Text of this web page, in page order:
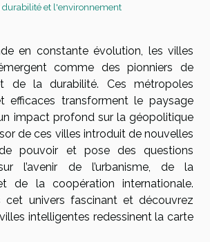
durabilité et l'environnement
en constante évolution, les villes
comme des pionniers de
de la durabilité. Ces métropoles
efficaces transforment le paysage
impact profond sur la géopolitique
de ces villes introduit de nouvelles
pouvoir et pose des questions
l’avenir de l’urbanisme, de la
de la coopération internationale.
cet univers fascinant et découvrez
intelligentes redessinent la carte